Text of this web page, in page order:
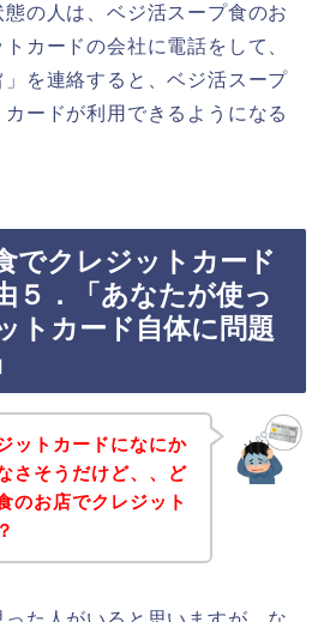
態の人は、ベジ活スープ食のお
カードの会社に電話をして、
」を連絡すると、ベジ活スープ
ードが利用できるようになる
でクレジットカード
５．「あなたが使っ
トカード自体に問題
ットカードになにか
さそうだけど、、ど
のお店でクレジット